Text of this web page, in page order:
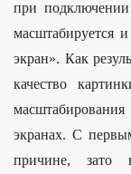
при
масштабируется
экран». Как
качество
экранах. С
причине,